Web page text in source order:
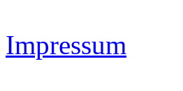
Impressum